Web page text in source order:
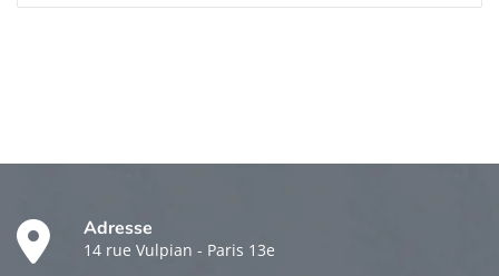
Adresse
14 rue Vulpian - Paris 13e